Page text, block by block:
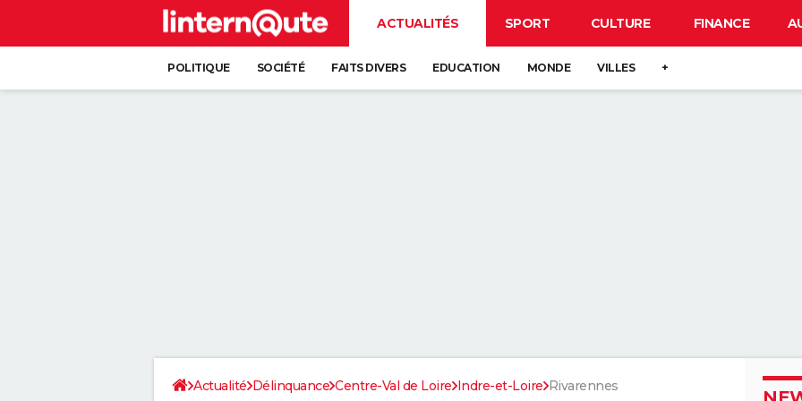
ACTUALITÉS SPORT CULTURE FINANCE
POLITIQUE SOCIÉTÉ FAITS DIVERS EDUCATION MONDE VILLES +
Actualité Délinquance Centre-Val de Loire Indre-et-Loire Rivarennes